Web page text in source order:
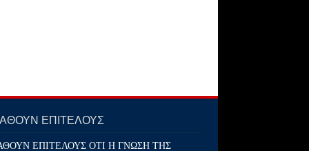
ΕΠΙΤΕΛΟΥΣ
ΕΠΙΤΕΛΟΥΣ ΟΤΙ Η ΓΝΩΣΗ ΤΗΣ